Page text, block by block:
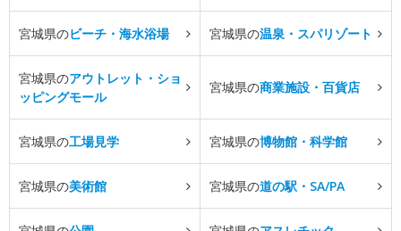
宮城県のビーチ・海水浴場 宮城県の温泉・スパリゾート
宮城県のアウトレット・ショ
ッピングモール
宮城県の商業施設・百貨店
宮城県の工場見学 宮城県の博物館・科学館
宮城県の美術館 宮城県の道の駅・SA/PA